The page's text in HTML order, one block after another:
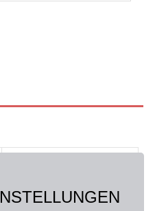
Material: 100% Polyester